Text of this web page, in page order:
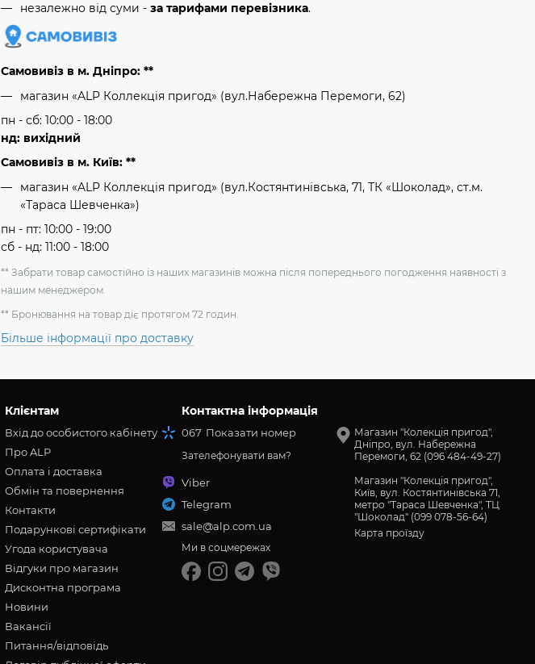
незалежно від суми - за тарифами перевізника.
Самовивіз в м. Дніпро: **
магазин «ALP Коллекція пригод» (вул.Набережна Перемоги, 62)
пн - сб: 10:00 - 18:00
нд: вихідний
Самовивіз в м. Київ: **
магазин «ALP Коллекція пригод» (вул.Костянтинівська, 71, ТК «Шоколад», ст.м.
«Тараса Шевченка»)
пн - пт: 10:00 - 19:00
сб - нд: 11:00 - 18:00
** Забрати товар самостійно із наших магазинів можна після попереднього погодження наявності з
нашим менеджером.
** Бронювання на товар діє протягом 72 годин.
Більше інформації про доставку
Клієнтам
Вхід до особистого кабінету
Про ALP
Оплата і доставка
Обмін та повернення
Контакти
Подарункові сертифікати
Угода користувача
Відгуки про магазин
Дисконтна програма
Новини
Вакансії
Питання/відповідь
Контактна інформація
067 Показати номер
Зателефонувати вам?
Viber
Telegram
sale@alp.com.ua
Магазин "Колекція пригод",
Дніпро, вул. Набережна
Перемоги, 62 (096 484-49-27)
Магазин "Колекція пригод",
Київ, вул. Костянтинівська 71,
метро "Тараса Шевченка", ТЦ
"Шоколад" (099 078-56-64)
Карта проїзду
Ми в соцмережах